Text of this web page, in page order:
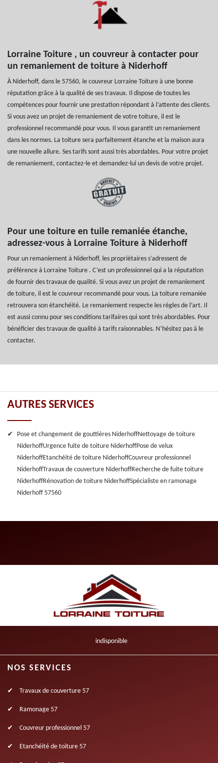
Lorraine Toiture , un couvreur à contacter pour
un remaniement de toiture à Niderhoff
À Niderhoff, dans le 57560, le couvreur Lorraine Toiture à une bonne
réputation grâce à la qualité de ses travaux. Il dispose de toutes les
compétences pour fournir une prestation répondant à l’attente des clients.
Si vous avez un projet de remaniement de votre toiture, il est le
professionnel recommandé pour vous. Il vous garantit un remaniement
dans les normes. La toiture sera parfaitement étanche et la maison aura
une nouvelle allure. Ses tarifs sont aussi très abordables. Pour votre projet
de remaniement, contactez-le et demandez-lui un devis de votre projet.
Pour une toiture en tuile remaniée étanche,
adressez-vous à Lorraine Toiture à Niderhoff
Pour un remaniement à Niderhoff, les propriétaires s’adressent de
préférence à Lorraine Toiture . C’est un professionnel qui a la réputation
de fournir des travaux de qualité. Si vous avez un projet de remaniement
de toiture, il est le couvreur recommandé pour vous. La toiture remaniée
retrouvera son étanchéité. Le remaniement respecte les règles de l’art. Il
est aussi connu pour ses conditions tarifaires qui sont très abordables. Pour
bénéficier des travaux de qualité à tarifs raisonnables. N’hésitez pas à le
contacter.
AUTRES SERVICES
Pose et changement de gouttières NiderhoffNettoyage de toiture
NiderhoffUrgence fuite de toiture NiderhoffPose de velux
NiderhoffEtanchéité de toiture NiderhoffCouvreur professionnel
NiderhoffTravaux de couverture NiderhoffRecherche de fuite toiture
NiderhoffRénovation de toiture NiderhoffSpécialiste en ramonage
Niderhoff 57560
indisponible
NOS SERVICES
Travaux de couverture 57
Ramonage 57
Couvreur professionnel 57
Etanchéité de toiture 57